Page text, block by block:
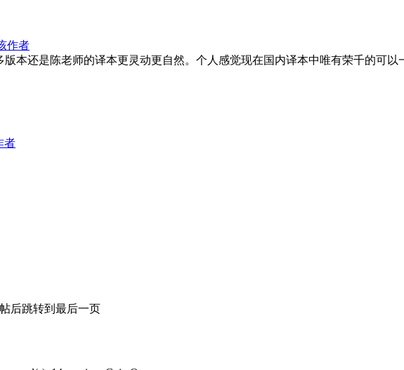
作者
本还是陈老师的译本更灵动更自然。个人感觉现在国内译本中唯有荣千的可以
者
后跳转到最后一页